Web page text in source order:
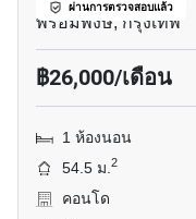
ผ่านการตรวจสอบแล้ว
พร้อมพงษ์, กรุงเทพ
฿26,000/เดือน
1 ห้องนอน
54.5 ม.2
คอนโด